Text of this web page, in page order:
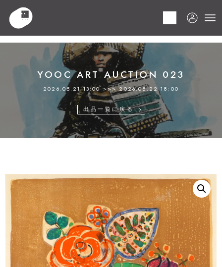
HOME
LOT 136 ポール･アイズピリ
YOOC ART AUCTION 023
2026.05.21 13:00 >>> 2026.05.22 18:00
出品一覧に戻る